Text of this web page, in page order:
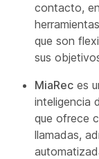
contacto,
que son
sus
MiaRec es
inteligencia
que ofrece
llamadas,